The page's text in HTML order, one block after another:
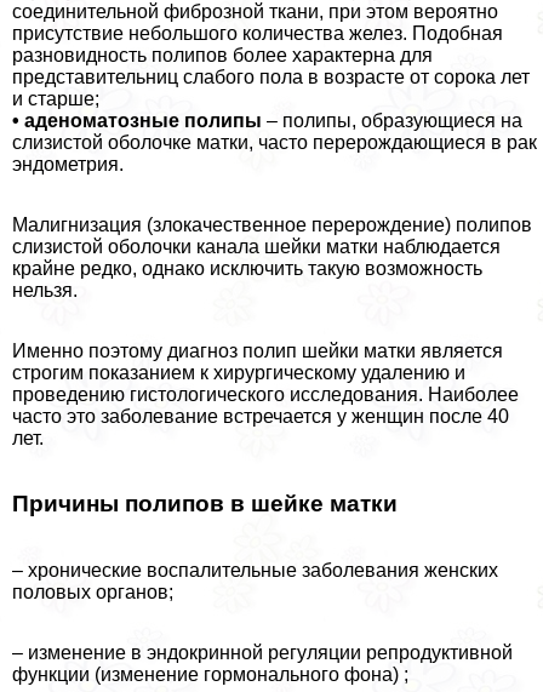
соединительной фиброзной ткани, при этом вероятно
присутствие небольшого количества желез. Подобная
разновидность полипов более хаpaктерна для
представительниц слабого пола в возрасте от сорока лет
и старше;
• аденоматозные полипы – полипы, образующиеся на
слизистой оболочке матки, часто перерождающиеся в paк
эндометрия.
Малигнизация (злокачественное перерождение) полипов
слизистой оболочки канала шейки матки наблюдается
крайне редко, однако исключить такую возможность
нельзя.
Именно поэтому диагноз полип шейки матки является
строгим показанием к хирургическому удалению и
проведению гистологического исследования. Наиболее
часто это заболевание встречается у женщин после 40
лет.
Причины полипов в шейке матки
– хронические воспалительные заболевания женских
пoлoвых органов;
– изменение в эндокринной регуляции репродуктивной
функции (изменение гормонального фона) ;